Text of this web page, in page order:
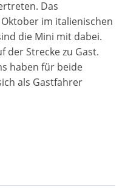
Das
im italienischen
die Mini mit dabei.
der Strecke zu Gast.
haben für beide
als Gastfahrer